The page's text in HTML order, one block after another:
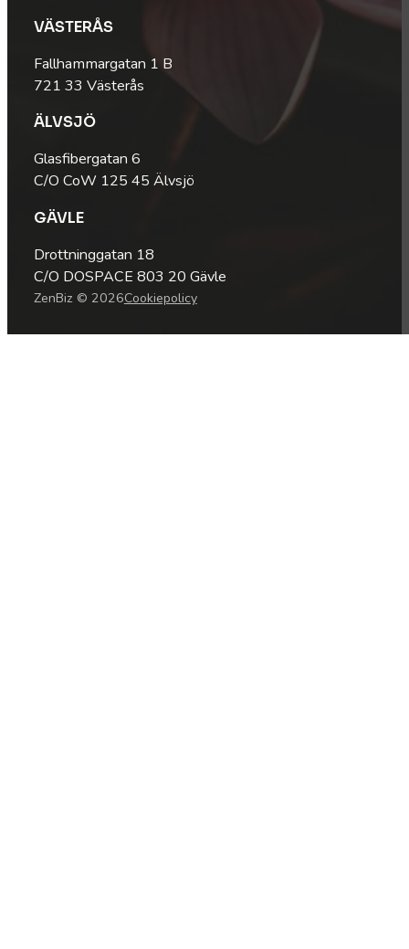
VÄSTERÅS
Fallhammargatan 1 B
721 33 Västerås
ÄLVSJÖ
Glasfibergatan 6
C/O CoW 125 45 Älvsjö
GÄVLE
Drottninggatan 18
C/O DOSPACE 803 20 Gävle
ZenBiz © 2026Cookiepolicy